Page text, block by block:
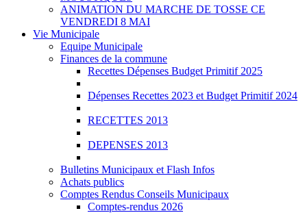
ANIMATION DU MARCHE DE TOSSE CE
VENDREDI 8 MAI
Vie Municipale
Equipe Municipale
Finances de la commune
Recettes Dépenses Budget Primitif 2025
Dépenses Recettes 2023 et Budget Primitif 2024
RECETTES 2013
DEPENSES 2013
Bulletins Municipaux et Flash Infos
Achats publics
Comptes Rendus Conseils Municipaux
Comptes-rendus 2026